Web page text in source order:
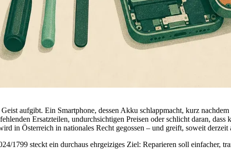
aufgibt. Ein Smartphone, dessen Akku schlappmacht, kurz
Ersatzteilen, undurchsichtigen Preisen oder schlicht daran,
in Österreich in nationales Recht gegossen – und greift, soweit derzeit
1799 steckt ein durchaus ehrgeiziges Ziel: Reparieren soll einfacher,